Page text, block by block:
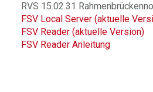
RVS 15.02.31
FSV Local Server (aktuelle
FSV Reader (aktuelle Version)
FSV Reader Anleitung